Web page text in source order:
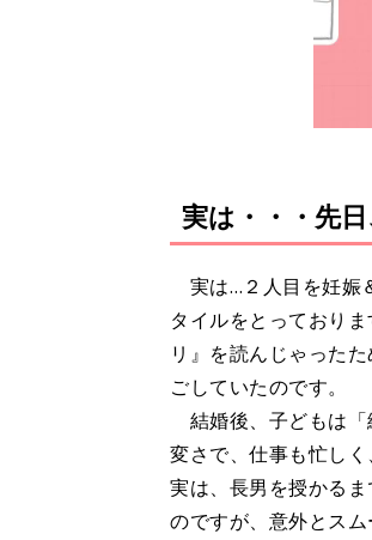
実は・・・先
実は…２人目を妊娠
タイルをとっており
リ』を読んじゃった
ごしていたのです。
結婚後、子どもは「
変さで、仕事も忙し
実は、長男を授かる
のですが、意外とス